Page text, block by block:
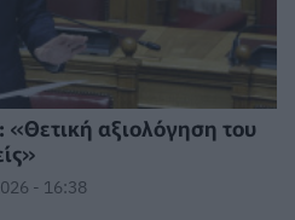
«Θετική αξιολόγηση του
- 16:38